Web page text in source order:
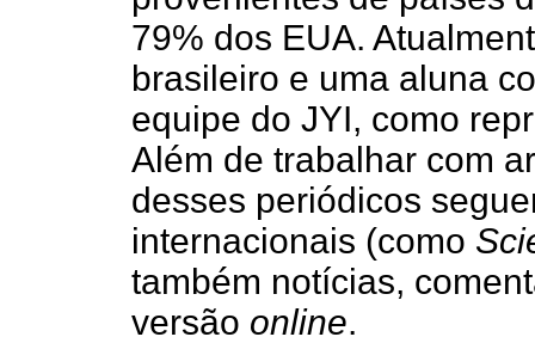
79% dos EUA.
brasileiro e uma aluna
equipe do JYI, como
Além de trabalhar com
desses periódicos
internacionais (como
também notícias,
versão online.